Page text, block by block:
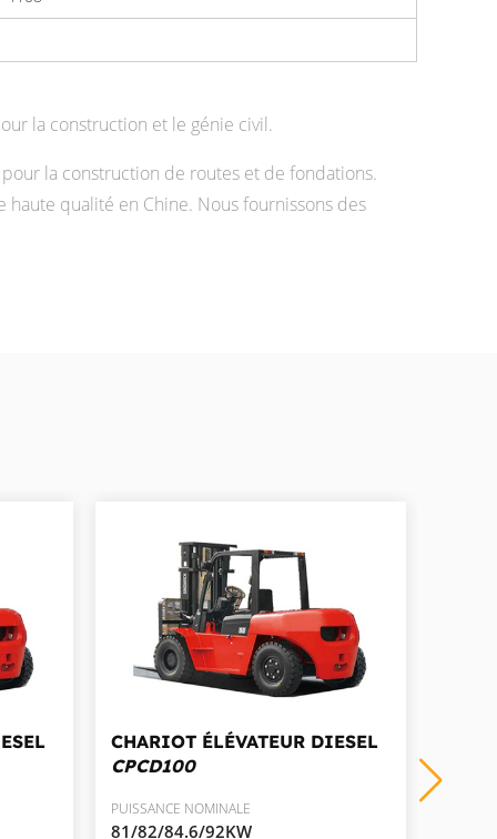
la construction et le génie civil.
la construction de routes et de fondations.
qualité en Chine. Nous fournissons des
CHARIOT ÉLÉVATEUR DIESEL
CPCD100
PUISSANCE NOMINALE
81/82/84.6/92KW